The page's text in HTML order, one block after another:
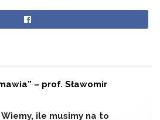
– prof. Sławomir
ile musimy na to